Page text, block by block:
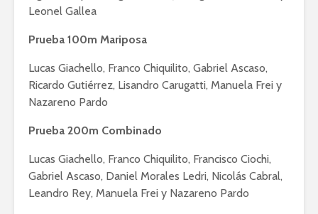
Leonel Gallea
Prueba 100m Mariposa
Lucas Giachello, Franco Chiquilito, Gabriel Ascaso,
Ricardo Gutiérrez, Lisandro Carugatti, Manuela Frei y
Nazareno Pardo
Prueba 200m Combinado
Lucas Giachello, Franco Chiquilito, Francisco Ciochi,
Gabriel Ascaso, Daniel Morales Ledri, Nicolás Cabral,
Leandro Rey, Manuela Frei y Nazareno Pardo